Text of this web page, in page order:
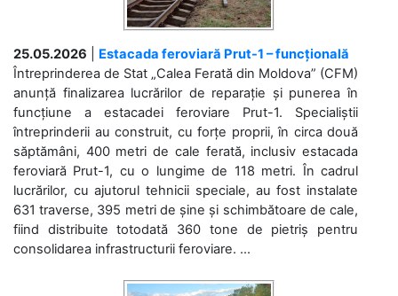
25.05.2026
Estacada feroviară Prut-1 – funcțională
Întreprinderea de Stat „Calea Ferată din Moldova” (CFM)
anunță finalizarea lucrărilor de reparație și punerea în
funcțiune a estacadei feroviare Prut-1. Specialiștii
întreprinderii au construit, cu forțe proprii, în circa două
săptămâni, 400 metri de cale ferată, inclusiv estacada
feroviară Prut-1, cu o lungime de 118 metri. În cadrul
lucrărilor, cu ajutorul tehnicii speciale, au fost instalate
631 traverse, 395 metri de șine și schimbătoare de cale,
fiind distribuite totodată 360 tone de pietriș pentru
consolidarea infrastructurii feroviare. ...